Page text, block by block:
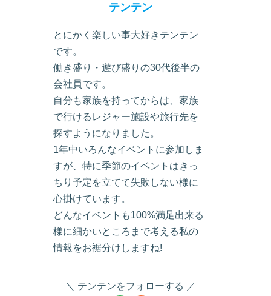
テンテン
とにかく楽しい事大好きテンテン
です。
働き盛り・遊び盛りの30代後半の
会社員です。
自分も家族を持ってからは、家族
で行けるレジャー施設や旅行先を
探すようになりました。
1年中いろんなイベントに参加しま
すが、特に季節のイベントはきっ
ちり予定を立てて失敗しない様に
心掛けています。
どんなイベントも100%満足出来る
様に細かいところまで考える私の
情報をお裾分けしますね!
テンテンをフォローする